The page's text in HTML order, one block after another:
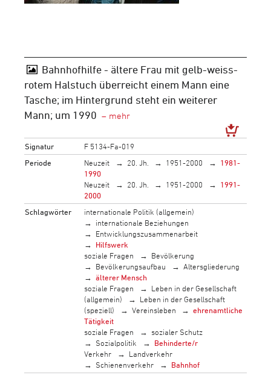
Bahnhofhilfe - ältere Frau mit gelb-weiss-
rotem Halstuch überreicht einem Mann eine
Tasche; im Hintergrund steht ein weiterer
Mann; um 1990
Signatur
F 5134-Fa-019
Periode
Neuzeit 20. Jh. 1951-2000
1981-
1990
Neuzeit
20. Jh. 1951-2000
1991-
2000
Schlagwörter
internationale Politik (allgemein)
internationale Beziehungen
Entwicklungszusammenarbeit
Hilfswerk
soziale Fragen
Bevölkerung
Bevölkerungsaufbau
Altersgliederung
älterer Mensch
soziale Fragen
Leben in der Gesellschaft
(allgemein)
Leben in der Gesellschaft
(speziell)
Vereinsleben
ehrenamtliche
Tätigkeit
soziale Fragen
sozialer Schutz
Sozialpolitik
Behinderte/r
Verkehr
Landverkehr
Schienenverkehr
Bahnhof